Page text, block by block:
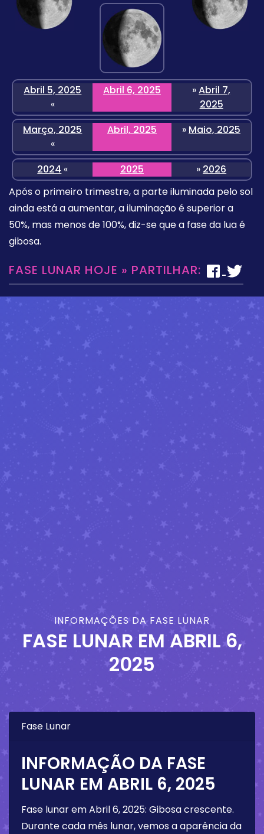
Abril 5, 2025
«
Abril 6, 2025 »Abril 7,
2025
Março, 2025
«
Abril, 2025 » Maio, 2025
2024 « 2025 » 2026
Após o primeiro trimestre, a parte iluminada pelo sol
ainda está a aumentar, a iluminação é superior a
50%, mas menos de 100%, diz-se que a fase da lua é
gibosa.
FASE LUNAR HOJE » PARTILHAR:
INFORMAÇÕES DA FASE LUNAR
FASE LUNAR EM ABRIL 6,
2025
Fase Lunar
INFORMAÇÃO DA FASE
LUNAR EM ABRIL 6, 2025
Fase lunar emAbril 6, 2025: Gibosa crescente.
Durante cada mês lunar, vemos a aparência da